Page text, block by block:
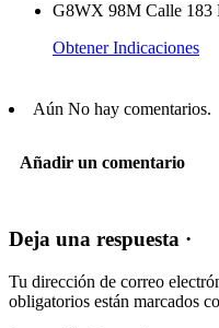
G8WX 98M Calle 183
Obtener Indicaciones
Aún No hay comentarios.
Añadir un comentario
Deja una respuesta ·
Tu dirección de correo
obligatorios están marcados